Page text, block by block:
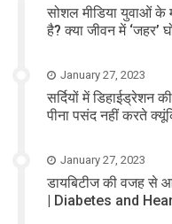
सोशल मीडिया युवाओं के
है? क्या जीवन में ‘जहर’
January 27, 2023
सर्दियों में डिहाईड्रेशन
पीना पसंद नहीं करते
January 27, 2023
डायबिटीज की वजह से
| Diabetes and